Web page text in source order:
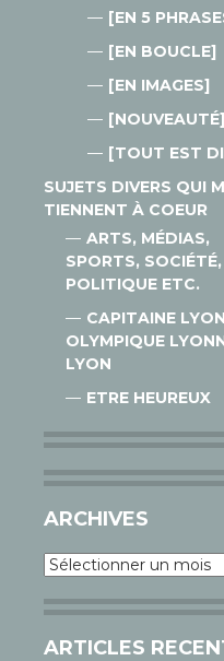
[EN 5
[EN BOUCLE]
[EN IMAGES]
[NOUVEAUTÉ]
[TOUT EST
SUJETS DIVERS QUI
TIENNENT À COEUR
ARTS, MÉDIAS,
SPORTS, SOCIÉTÉ,
POLITIQUE ETC.
CAPITAINE
OLYMPIQUE
LYON
ETRE HEUREUX
ARCHIVES
Archives
ARTICLES